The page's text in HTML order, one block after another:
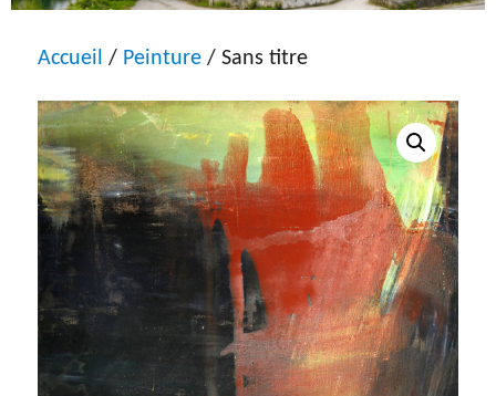
Accueil / Peinture / Sans titre